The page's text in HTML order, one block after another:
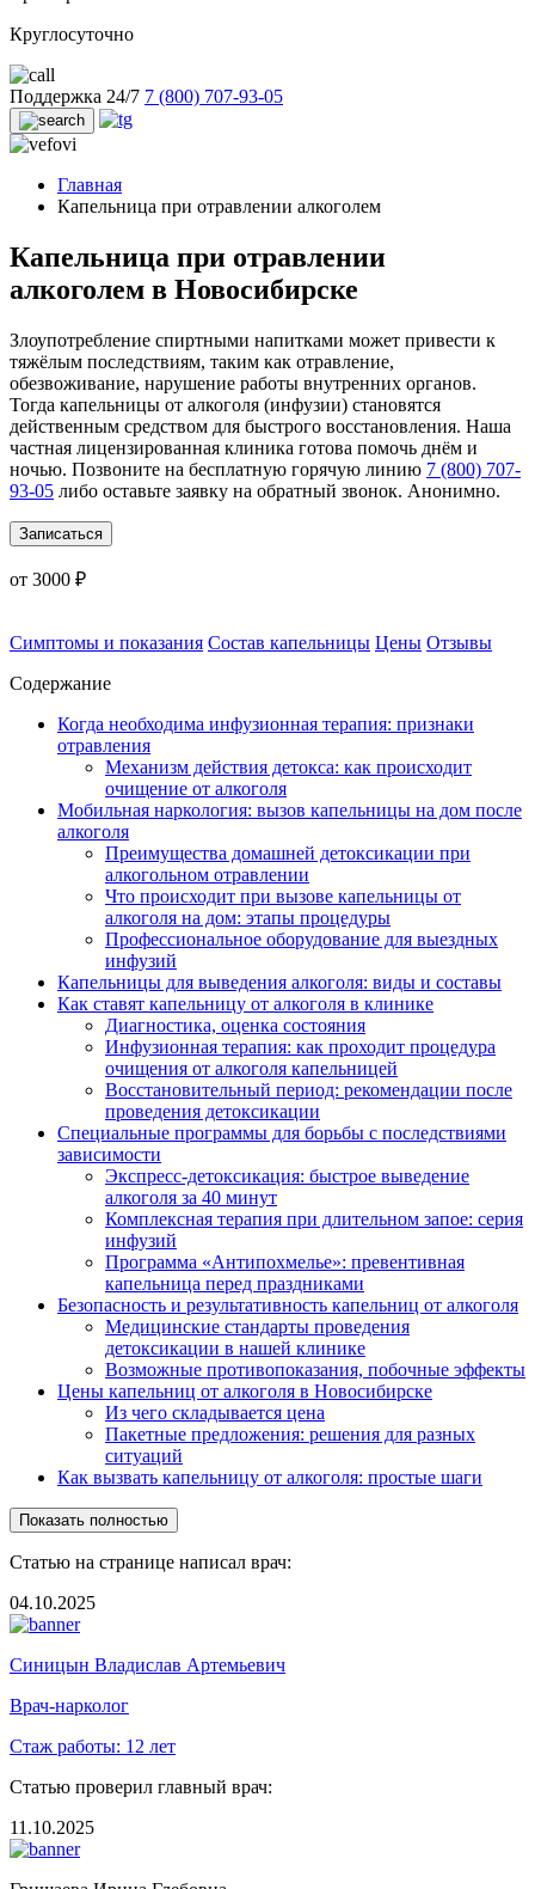
Круглосуточно
Поддержка 24/7 7 (800) 707-93-05
Главная
Капельница при отравлении алкоголем
Капельница при отравлении
алкоголем в Новосибирске
Злоупотребление спиртными напитками может привести к
тяжёлым последствиям, таким как отравление,
обезвоживание, нарушение работы внутренних органов.
Тогда капельницы от алкоголя (инфузии) становятся
действенным средством для быстрого восстановления. Наша
частная лицензированная клиника готова помочь днём и
ночью. Позвоните на бесплатную горячую линию 7 (800) 707-
93-05 либо оставьте заявку на обратный звонок. Анонимно.
Записаться
от 3000 ₽
Симптомы и показания Состав капельницы Цены Отзывы
Содержание
Когда необходима инфузионная терапия: признаки
отравления
Механизм действия детокса: как происходит
очищение от алкоголя
Мобильная наркология: вызов капельницы на дом после
алкоголя
Преимущества домашней детоксикации при
алкогольном отравлении
Что происходит при вызове капельницы от
алкоголя на дом: этапы процедуры
Профессиональное оборудование для выездных
инфузий
Капельницы для выведения алкоголя: виды и составы
Как ставят капельницу от алкоголя в клинике
Диагностика, оценка состояния
Инфузионная терапия: как проходит процедура
очищения от алкоголя капельницей
Восстановительный период: рекомендации после
проведения детоксикации
Специальные программы для борьбы с последствиями
зависимости
Экспресс-детоксикация: быстрое выведение
алкоголя за 40 минут
Комплексная терапия при длительном запое: серия
инфузий
Программа «Антипохмелье»: превентивная
капельница перед праздниками
Безопасность и результативность капельниц от алкоголя
Медицинские стандарты проведения
детоксикации в нашей клинике
Возможные противопоказания, побочные эффекты
Цены капельниц от алкоголя в Новосибирске
Из чего складывается цена
Пакетные предложения: решения для разных
ситуаций
Как вызвать капельницу от алкоголя: простые шаги
Показать полностью
Статью на странице написал врач:
04.10.2025
Синицын Владислав Артемьевич
Врач-нарколог
Стаж работы: 12 лет
Статью проверил главный врач:
11.10.2025